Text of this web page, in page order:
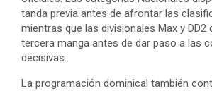
tanda previa antes de afrontar las
mientras que las divisionales Max y DD2
tercera manga antes de dar paso a las
decisivas.
La programación dominical también